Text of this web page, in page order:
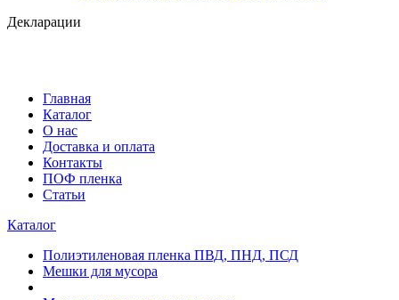
Декларации
Главная
Каталог
О нас
Доставка и оплата
Контакты
ПОФ пленка
Статьи
Каталог
Полиэтиленовая пленка ПВД, ПНД, ПСД
Мешки для мусора